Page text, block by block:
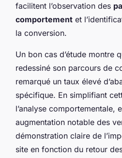
facilitent l’observation des
comportement et
la conversion.
Un bon cas d’étude montre
redessiné son parcours de
remarqué un taux élevé
spécifique. En simplifiant
l’analyse comportementale,
augmentation notable des
démonstration claire de
site en fonction du retour